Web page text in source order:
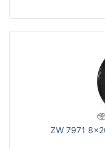
ZW 7971